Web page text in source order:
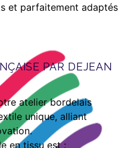
et parfaitement adaptés
PAR DEJEAN
atelier bordelais
unique, alliant
en tissu est :